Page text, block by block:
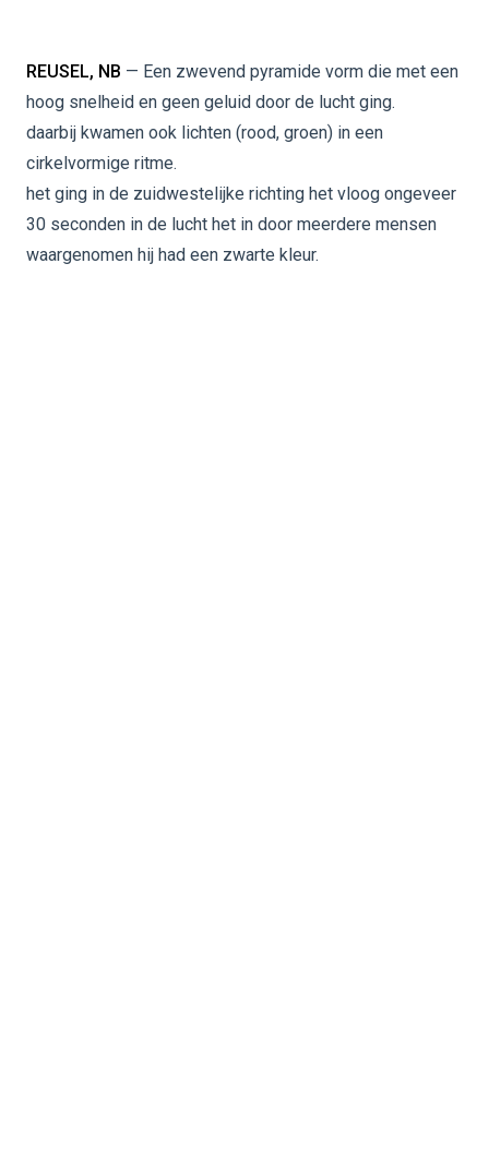
REUSEL, NB — Een zwevend pyramide vorm die met een
hoog snelheid en geen geluid door de lucht ging.
daarbij kwamen ook lichten (rood, groen) in een
cirkelvormige ritme.
het ging in de zuidwestelijke richting het vloog ongeveer
30 seconden in de lucht het in door meerdere mensen
waargenomen hij had een zwarte kleur.